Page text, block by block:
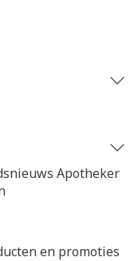
Apotheker
en promoties